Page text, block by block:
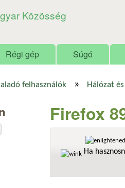
Közösség
Régi gép Súgó
felhasználók » Hálózat
Firefox
Ha